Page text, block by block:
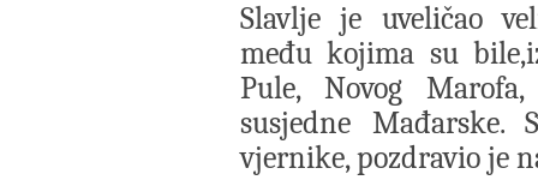
Slavlje je uveličao
među kojima su
Pule, Novog
susjedne
vjernike, pozdravio je